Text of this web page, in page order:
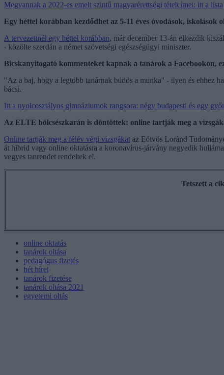
Megvannak a 2022-es emelt szintű magyarérettségi tételcímei: itt a lista
Egy héttel korábban kezdődhet az 5-11 éves óvodások, iskolások
A tervezettnél egy héttel korábban, már december 13-án elkezdik
- közölte szerdán a német szövetségi egészségügyi miniszter.
Bicskanyitogató kommenteket kapnak a tanárok a Facebookon,
"Az a baj, hogy a legtöbb tanárnak büdös a munka" - ilyen és ehhez
bácsi.
Itt a nyolcosztályos gimnáziumok rangsora: négy budapesti és egy
Az ELTE bölcsészkarán is döntöttek: online tartják meg a
Online tartják meg a félév végi vizsgákat az Eötvös Loránd
át hibrid vagy online oktatásra a koronavírus-járvány negyedik
vegyes tanrendet rendeltek el.
Tetszett a
online oktatás
tanárok oltása
pedagógus fizetés
hét hírei
tanárok fizetése
tanárok oltása 2021
egyetemi oltás